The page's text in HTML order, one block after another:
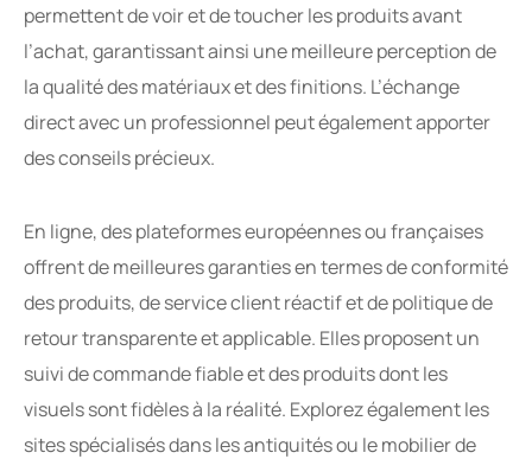
permettent de voir et de toucher les produits avant
l’achat, garantissant ainsi une meilleure perception de
la qualité des matériaux et des finitions. L’échange
direct avec un professionnel peut également apporter
des conseils précieux.
En ligne, des plateformes européennes ou françaises
offrent de meilleures garanties en termes de conformité
des produits, de service client réactif et de politique de
retour transparente et applicable. Elles proposent un
suivi de commande fiable et des produits dont les
visuels sont fidèles à la réalité. Explorez également les
sites spécialisés dans les antiquités ou le mobilier de